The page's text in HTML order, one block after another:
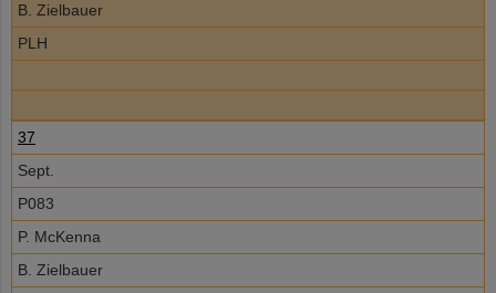
B. Zielbauer
PLH
37
Sept.
P083
P. McKenna
B. Zielbauer